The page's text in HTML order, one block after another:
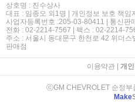
상호명 : 진수상사
대표 : 임종오 외1명 | 개인정보 보호 책임
사업자등록번호 :205-03-80411 | 통신판
전화 : 02-2214-7567 | 팩스 : 02-2214-
주소 : 서울시 동대문구 한천로 42 위더
판매점
이용약관| 개
ⓒGM CHEVROLET 순정부
Make